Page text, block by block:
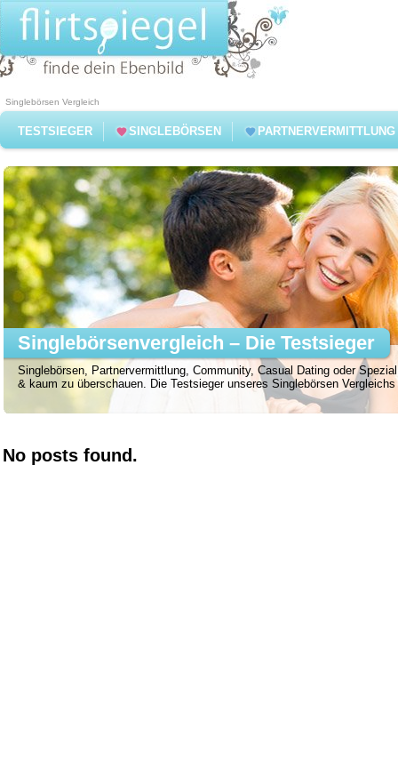
Singlebörsen Vergleich
TESTSIEGER SINGLEBÖRSEN PARTNERVERMITTLUNG
Singlebörsen, Partnervermittlung, Community, Casual Dating oder
& kaum zu überschauen. Die Testsieger unseres Singlebörsen
Singlebörsenvergleich – Die Testsieger
No posts found.